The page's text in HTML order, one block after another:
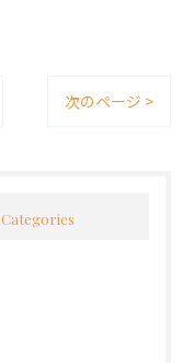
次のページ >
Categories